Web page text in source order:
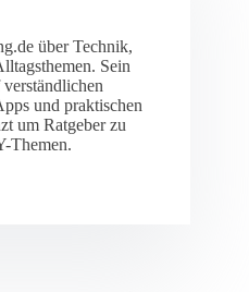
über Technik,
Sein
und praktischen
um Ratgeber zu
Themen.